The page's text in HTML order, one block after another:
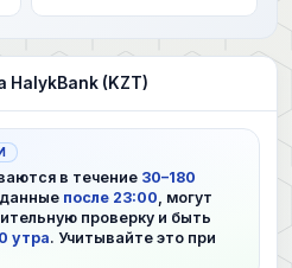
HalykBank (KZT)
в течение 30–180
после 23:00 , могут
проверку и быть
утра. Учитывайте это при